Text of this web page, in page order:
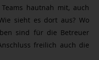
hautnah mit, auch
sieht es dort aus? Wo
sind für die Betreuer
freilich auch die